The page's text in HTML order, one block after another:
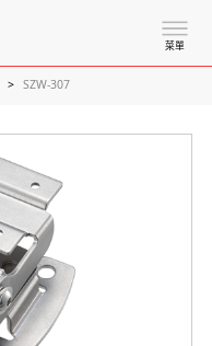
菜單
SZW-307